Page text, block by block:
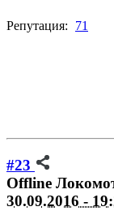
Репутация: 71
#23
Offline
30.09.2016 -